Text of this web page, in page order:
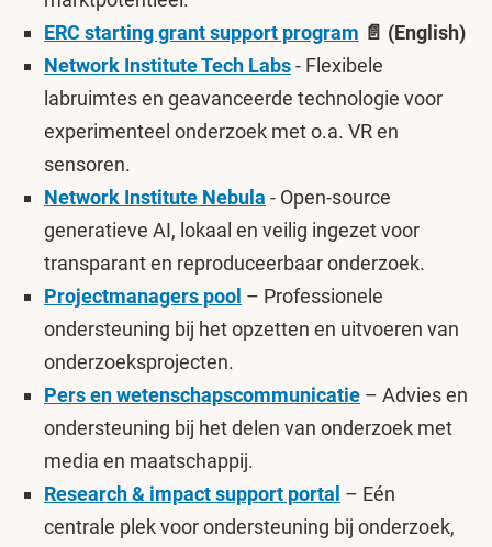
ERC starting grant support program 📄 (English)
Network Institute Tech Labs- Flexibele
labruimtes en geavanceerde technologie voor
experimenteel onderzoek met o.a. VR en
sensoren.
Network Institute Nebula - Open-source
generatieve AI, lokaal en veilig ingezet voor
transparant en reproduceerbaar onderzoek.
Projectmanagers pool – Professionele
ondersteuning bij het opzetten en uitvoeren van
onderzoeksprojecten.
Pers en wetenschapscommunicatie – Advies en
ondersteuning bij het delen van onderzoek met
media en maatschappij.
Research & impact support portal – Eén
centrale plek voor ondersteuning bij onderzoek,